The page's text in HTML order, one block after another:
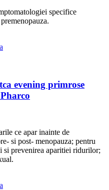
specifice
evening primrose
ce apar inainte de
si post- menopauza; pentru
si prevenirea aparitiei ridurilor;